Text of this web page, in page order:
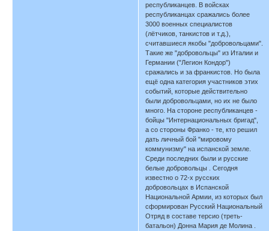
республиканцев. В войсках
республиканцах сражались более
3000 военных специалистов
(лётчиков, танкистов и т.д.),
считавшиеся якобы "добровольцами".
Такие же "добровольцы" из Италии и
Германии ("Легион Кондор")
сражались и за франкистов. Но была
ещё одна категория участников этих
событий, которые действительно
были добровольцами, но их не было
много. На стороне республиканцев -
бойцы "Интернациональных бригад",
а со стороны Франко - те, кто решил
дать личный бой "мировому
коммунизму" на испанской земле.
Среди последних были и русские
белые добровольцы . Сегодня
известно о 72-х русских
добровольцах в Испанской
Национальной Армии, из которых был
сформирован Русский Национальный
Отряд в составе терсио (треть-
батальон) Донна Мария де Молина .